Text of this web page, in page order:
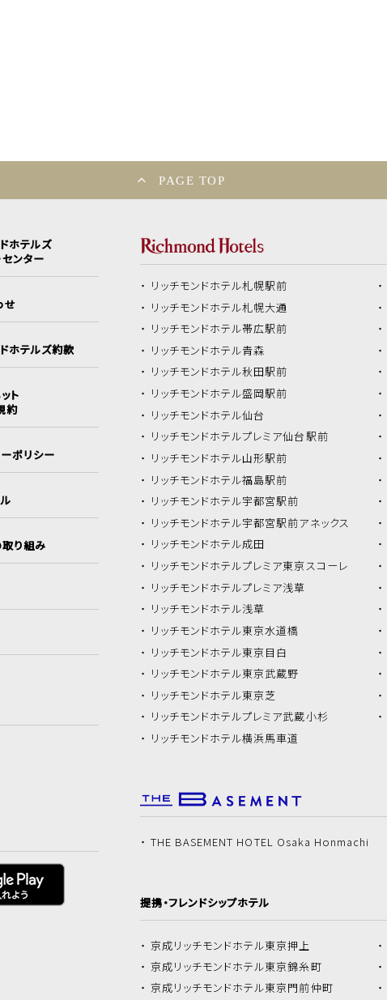
PAGE TOP
ホテルズ
ンター
せ
ホテルズ約款
ト
約
ポリシー
り組み
リッチモンドホテル札幌駅前
リッチモンドホテル札幌大通
リッチモンドホテル帯広駅前
リッチモンドホテル青森
リッチモンドホテル秋田駅前
リッチモンドホテル盛岡駅前
リッチモンドホテル仙台
リッチモンドホテルプレミア仙台駅前
リッチモンドホテル山形駅前
リッチモンドホテル福島駅前
リッチモンドホテル宇都宮駅前
リッチモンドホテル宇都宮駅前アネックス
リッチモンドホテル成田
リッチモンドホテルプレミア東京スコーレ
リッチモンドホテルプレミア浅草
リッチモンドホテル浅草
リッチモンドホテル東京水道橋
リッチモンドホテル東京目白
リッチモンドホテル東京武蔵野
リッチモンドホテル東京芝
リッチモンドホテルプレミア武蔵小杉
リッチモンドホテル横浜馬車道
THE BASEMENT HOTEL Osaka Honmachi
提携・フレンドシップホテル
京成リッチモンドホテル東京押上
京成リッチモンドホテル東京錦糸町
京成リッチモンドホテル東京門前仲町